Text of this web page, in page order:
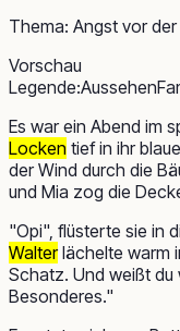
Thema: Angst vor
Vorschau
Legende:Aussehen
Es war ein Abend im
Locken tief in ihr
der Wind durch die
und Mia zog die
"Opi", flüsterte sie in
Walterlächelte warm
Schatz. Und weißt
Besonderes."